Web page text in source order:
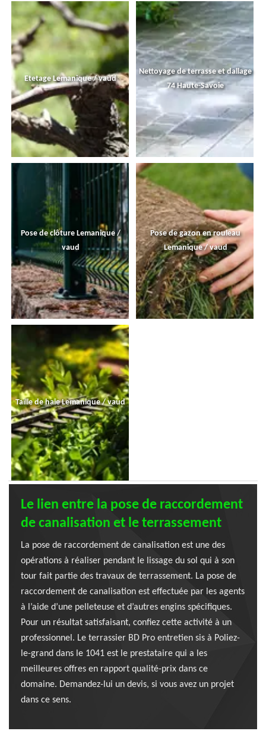
Etetage Lemanique / vaud
Nettoyage de terrasse et dallage
74 Haute-Savoie
Pose de clôture Lemanique /
vaud
Pose de gazon en rouleau
Lemanique / vaud
Taille de haie Lemanique / vaud
Le lien entre la pose de raccordement
de canalisation et le terrassement
La pose de raccordement de canalisation est une des
opérations à réaliser pendant le lissage du sol qui à son
tour fait partie des travaux de terrassement. La pose de
raccordement de canalisation est effectuée par les agents
à l’aide d’une pelleteuse et d’autres engins spécifiques.
Pour un résultat satisfaisant, confiez cette activité à un
professionnel. Le terrassier BD Pro entretien sis à Poliez-
le-grand dans le 1041 est le prestataire qui a les
meilleures offres en rapport qualité-prix dans ce
domaine. Demandez-lui un devis, si vous avez un projet
dans ce sens.